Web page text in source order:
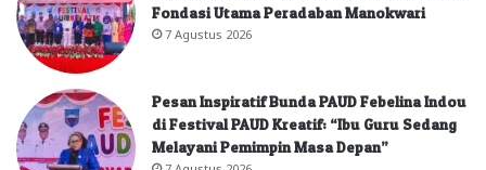
Fondasi Utama Peradaban Manokwari
7 Agustus 2026
Pesan Inspiratif Bunda PAUD Febelina Indou
di Festival PAUD Kreatif: “Ibu Guru Sedang
Melayani Pemimpin Masa Depan”